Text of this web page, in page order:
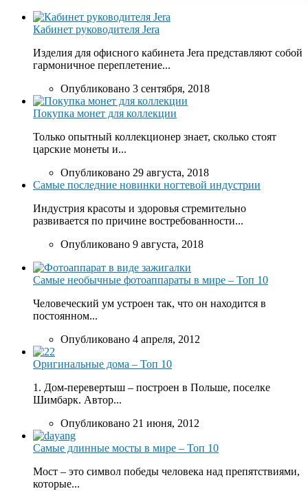
Кабинет руководителя Jera
Изделия для офисного кабинета Jera представляют собой
гармоничное переплетение...
Опубликовано 3 сентября, 2018
Покупка монет для коллекции
Только опытный коллекционер знает, сколько стоят
царские монеты и...
Опубликовано 29 августа, 2018
Самые последние новинки ногтевой индустрии
Индустрия красоты и здоровья стремительно
развивается по причине востребованности...
Опубликовано 9 августа, 2018
Самые необычные фотоаппараты в мире – Топ 10
Человеческий ум устроен так, что он находится в
постоянном...
Опубликовано 4 апреля, 2012
Оригинальные дома – Топ 10
1. Дом-перевертыш – построен в Польше, поселке
Шимбарк. Автор...
Опубликовано 21 июня, 2012
Самые длинные мосты в мире – Топ 10
Мост – это символ победы человека над препятствиями,
которые...